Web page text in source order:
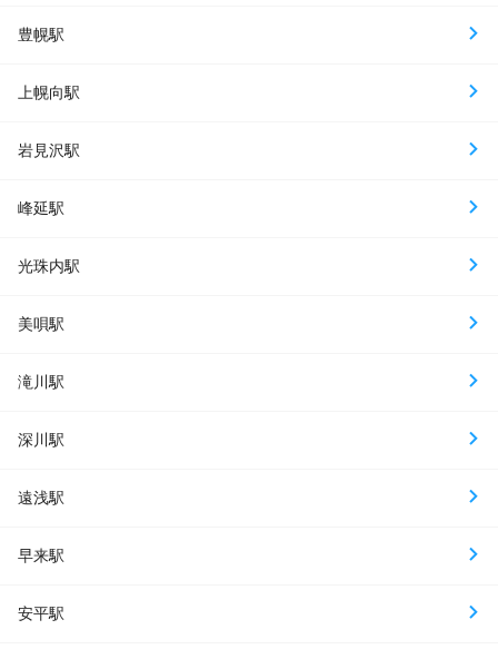
豊幌駅
上幌向駅
岩見沢駅
峰延駅
光珠内駅
美唄駅
滝川駅
深川駅
遠浅駅
早来駅
安平駅